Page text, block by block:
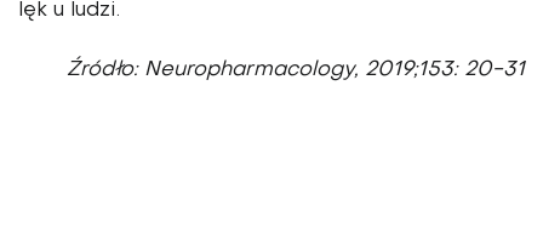
lęk u ludzi.
Źródło: Neuropharmacology, 2019;153: 20-31